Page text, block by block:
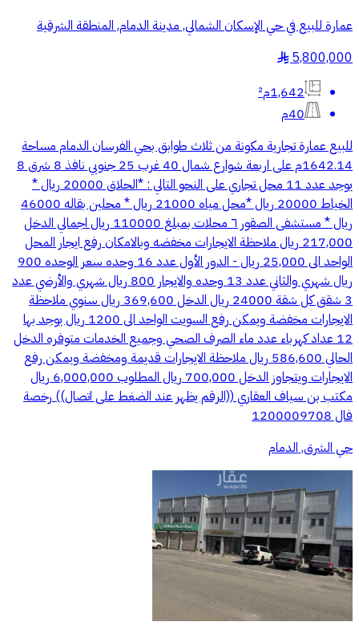
عمارة للبيع في حي الإسكان الشمالي, مدينة الدمام, المنطقة الشرقية
5,800,000
§
1,642م²
40م
للبيع عمارة تجارية مكونة من ثلاث طوابق بحي الفرسان الدمام مساحة
1642.14م على اربعة شوارع شمال 40 غرب 25 جنوبي نافذ 8 شرق 8
يوجد عدد 11 محل تجاري على النحو التالي : *الحلاق 20000 ريال *
الخياط 20000 ريال *محل مياه 21000 ريال * محلين بقاله 46000
ريال * مستشفى الصقور ٦ محلات بمبلغ 110000 ريال اجمالي الدخل
217,000 ريال ملاحظة الايجارات مخفضه وبالامكان رفع ايجار المحل
الواحد الى 25,000 ريال - الدور الأول عدد 16 وحده سعر الوحده 900
ريال شهري والثاني عدد 13 وحده والايجار 800 ريال شهري والأرضي عدد
3 شقق كل شقة 24000 ريال الدخل 369,600 ريال سنوي ملاحظة
الايجارات مخفضة ويمكن رفع السويت الواحد الى 1200 ريال يوجد بها
12 عداد كهرباء عدد ماء الصرف الصحي وجميع الخدمات متوفره الدخل
الحالي 586,600 ريال ملاحظة الايجارات قديمة ومخفضة ويمكن رفع
الايجارات ويتجاوز الدخل 700,000 ريال المطلوب 6,000,000 ريال
مكتب بن سياف العقاري ((الرقم يظهر عند الضغط على اتصال)) رخصة
فال 1200009708
حي الشرق, الدمام